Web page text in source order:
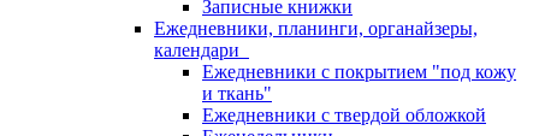
Записные книжки
Ежедневники, планинги, органайзеры,
календари
Ежедневники с покрытием "под кожу
и ткань"
Ежедневники с твердой обложкой